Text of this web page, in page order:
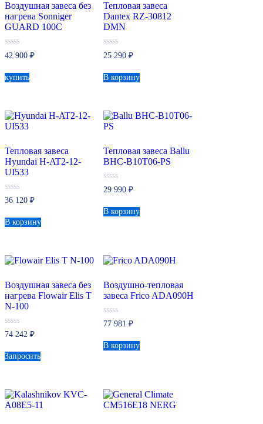
Воздушная завеса без
нагрева Sonniger
GUARD 100C
0
из
42 900 ₽
купить
Тепловая завеса
Dantex RZ-30812
DMN
0
из
25 290₽
В корзину
Тепловая завеса
Hyundai H-AT2-12-
UI533
0
из
36 120 ₽
В корзину
Тепловая завеса Ballu
BHC-B10T06-PS
0
из
29 990₽
В корзину
Воздушная завеса без
нагрева Flowair Elis T
N-100
0
из
74 242 ₽
Запросить
Воздушно-тепловая
завеса Frico ADA090H
0
из
77 981₽
В корзину